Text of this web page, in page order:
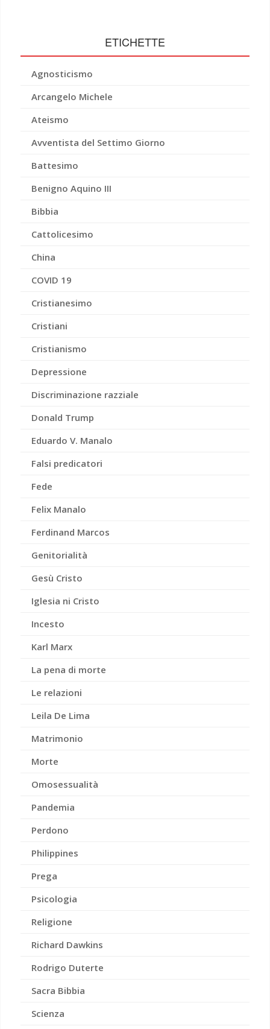
ETICHETTE
Agnosticismo
Arcangelo Michele
Ateismo
Avventista del Settimo Giorno
Battesimo
Benigno Aquino III
Bibbia
Cattolicesimo
China
COVID 19
Cristianesimo
Cristiani
Cristianismo
Depressione
Discriminazione razziale
Donald Trump
Eduardo V. Manalo
Falsi predicatori
Fede
Felix Manalo
Ferdinand Marcos
Genitorialità
Gesù Cristo
Iglesia ni Cristo
Incesto
Karl Marx
La pena di morte
Le relazioni
Leila De Lima
Matrimonio
Morte
Omosessualità
Pandemia
Perdono
Philippines
Prega
Psicologia
Religione
Richard Dawkins
Rodrigo Duterte
Sacra Bibbia
Scienza